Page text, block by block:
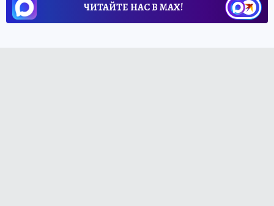
ЧИТАЙТЕ НАС В МАХ!